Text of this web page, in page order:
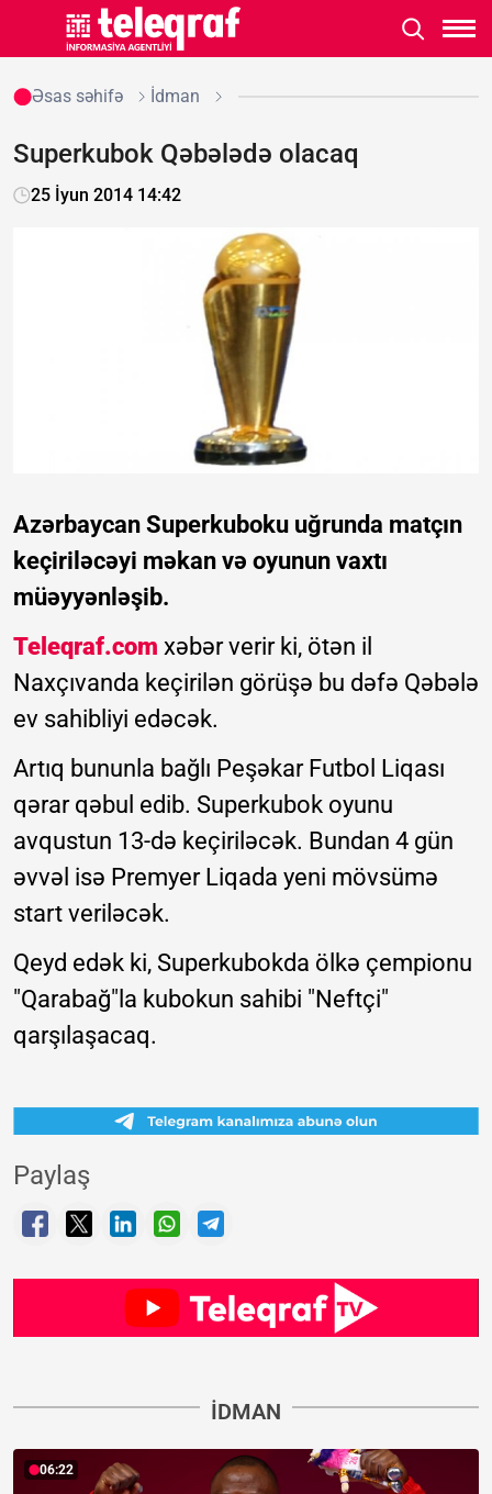
Əsas səhifə İdman
Superkubok Qəbələdə olacaq
25 İyun 2014 14:42
Azərbaycan Superkuboku uğrunda matçın
keçiriləcəyi məkan və oyunun vaxtı
müəyyənləşib.
Teleqraf.com xəbər verir ki, ötən il
Naxçıvanda keçirilən görüşə bu dəfə Qəbələ
ev sahibliyi edəcək.
Artıq bununla bağlı Peşəkar Futbol Liqası
qərar qəbul edib. Superkubok oyunu
avqustun 13-də keçiriləcək. Bundan 4 gün
əvvəl isə Premyer Liqada yeni mövsümə
start veriləcək.
Qeyd edək ki, Superkubokda ölkə çempionu
"Qarabağ"la kubokun sahibi "Neftçi"
qarşılaşacaq.
Paylaş
İDMAN
06:22